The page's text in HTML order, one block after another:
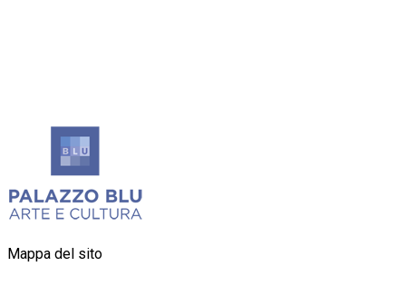
Mappa del sito